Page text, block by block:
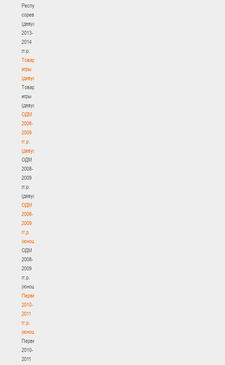
Республиканские
соревнования
(девушки)
2013-
2014
гг.р.
Товарищеские
игры
(девушки)
Товарищеские
игры
(девушки)
ОДМ
2008-
2009
гг.р.
(девушки)
ОДМ
2008-
2009
гг.р.
(девушки)
ОДМ
2008-
2009
гг.р.
(юноши)
ОДМ
2008-
2009
гг.р.
(юноши)
Первенство
2010-
2011
гг.р.
(юноши)
Первенство
2010-
2011